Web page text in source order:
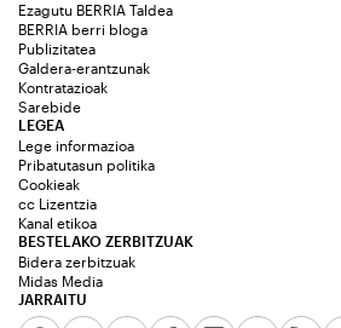
Ezagutu BERRIA Taldea
BERRIA berri bloga
Publizitatea
Galdera-erantzunak
Kontratazioak
Sarebide
JARRAITU
LEGEA
Lege informazioa
Pribatutasun politika
Cookieak
cc Lizentzia
Kanal etikoa
BESTELAKO ZERBITZUAK
Bidera zerbitzuak
Midas Media